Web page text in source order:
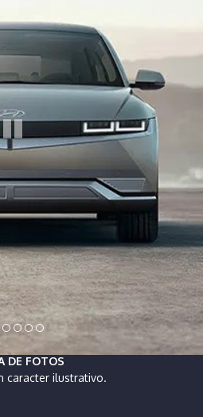
DE FOTOS
caracter ilustrativo.